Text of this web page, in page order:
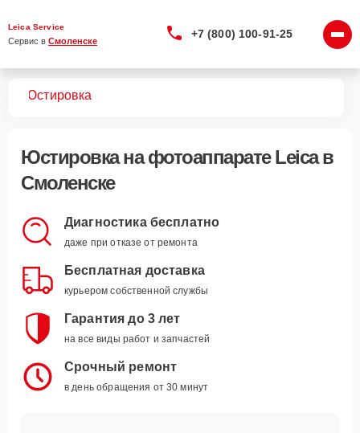
Leica Service
Сервис в Смоленске
+7 (800) 100-91-25
Юстировка
Юстировкана фотоаппарате Leica в
Смоленске
Диагностика бесплатно
даже при отказе от ремонта
Бесплатная доставка
курьером собственной службы
Гарантия до 3 лет
на все виды работ и запчастей
Срочный ремонт
в день обращения от 30 минут